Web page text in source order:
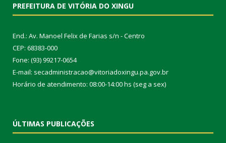
PREFEITURA DE VITÓRIA DO XINGU
End.: Av. Manoel Felix de Farias s/n - Centro
CEP: 68383-000
Fone: (93) 99217-0654
E-mail: secadministracao@vitoriadoxingu.pa.gov.br
Horário de atendimento: 08:00-14:00 hs (seg a sex)
ÚLTIMAS PUBLICAÇÕES